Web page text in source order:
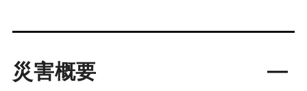
災害概要